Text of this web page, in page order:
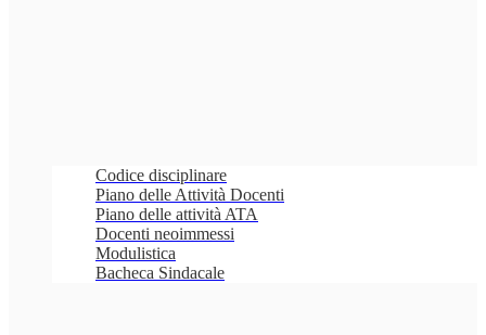
Codice disciplinare
Piano delle Attività Docenti
Piano delle attività ATA
Docenti neoimmessi
Modulistica
Bacheca Sindacale